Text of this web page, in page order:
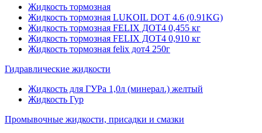
Жидкость тормозная
Жидкость тормозная LUKOIL DOT 4.6 (0.91KG)
Жидкость тормозная FELIX ДОТ4 0,455 кг
Жидкость тормозная FELIX ДОТ4 0,910 кг
Жидкость тормозная felix дот4 250г
Гидравлические жидкости
Жидкость для ГУРа 1,0л (минерал.) желтый
Жидкость Гур
Промывочные жидкости, присадки и смазки